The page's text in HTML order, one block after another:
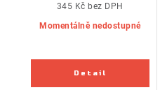
Momentálně nedostupné
345 Kč bez DPH